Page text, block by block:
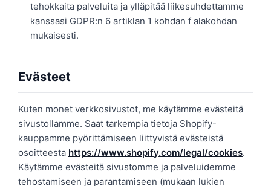
tehokkaita palveluita ja ylläpitää liikesuhdettamme
kanssasi GDPR:n 6 artiklan 1 kohdan f alakohdan
mukaisesti.
Evästeet
Kuten monet verkkosivustot, me käytämme evästeitä
sivustollamme. Saat tarkempia tietoja Shopify-
kauppamme pyörittämiseen liittyvistä evästeistä
osoitteesta https://www.shopify.com/legal/cookies.
Käytämme evästeitä sivustomme ja palveluidemme
tehostamiseen ja parantamiseen (mukaan lukien